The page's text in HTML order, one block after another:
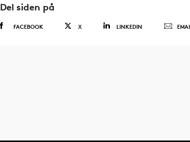
Del siden på
FACEBOOK X LINKEDIN